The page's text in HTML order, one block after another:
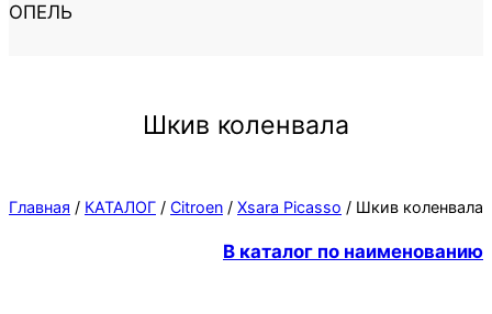
ОПЕЛЬ
Шкив коленвала
Главная / КАТАЛОГ / Citroen / Xsara Picasso / Шкив коленвала
В каталог по наименованию